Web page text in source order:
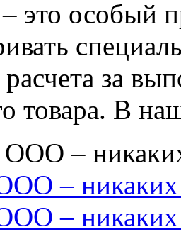
это особый
за
товара. В
– никаких
– никаких